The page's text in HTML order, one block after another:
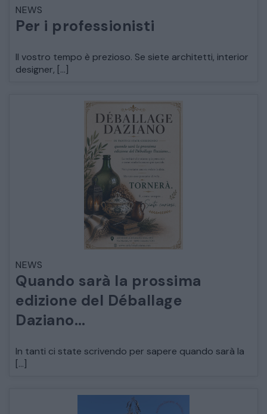
COMÒ E COMODINI
TAVOLI TAVOLINI CONSOLE
SEDIE POLTRONE DIVANI
CREDENZE – DOPPI CORPI – BUFFET
SALE DA PRANZO – STUDIO UFFICIO
ARREDO DA GIARDINO
DECORAZIONI OGGETTISTICA ILLUMINAZIONE
MATERIALI E STRUTTURE
MODERNARIATO
NEWS
Per i professionisti
Il vostro tempo è prezioso. Se siete architetti, interior
designer, […]
NEWS
Quando sarà la prossima
edizione del Déballage
Daziano…
In tanti ci state scrivendo per sapere quando sarà la
[…]